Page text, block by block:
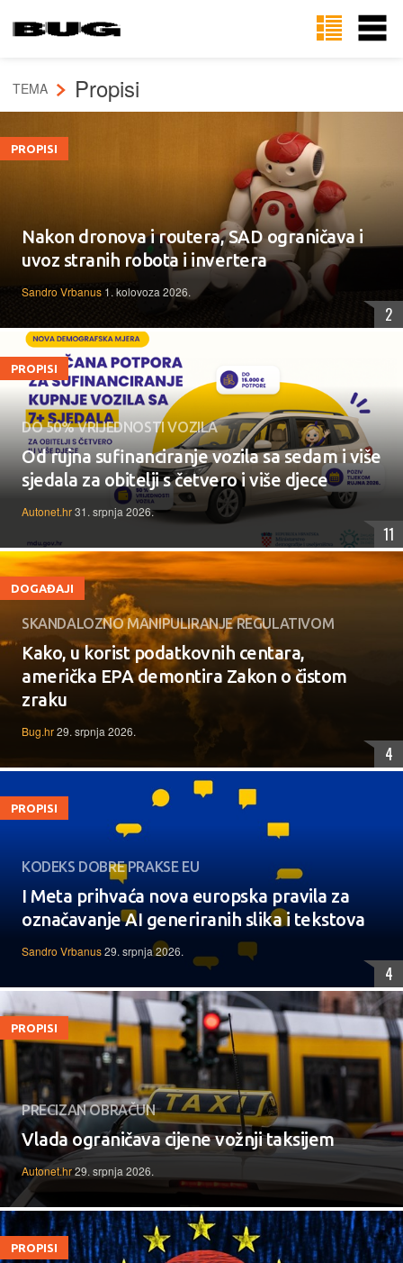
TEMA Propisi
PROPISI
Nakon dronova i routera, SAD ograničava i
uvoz stranih robota i invertera
Sandro Vrbanus 1. kolovoza 2026.
2
PROPISI
DO 50% VRIJEDNOSTI VOZILA
Od rujna sufinanciranje vozila sa sedam i više
sjedala za obitelji s četvero i više djece
Autonet.hr31. srpnja 2026.
11
DOGAĐAJI
SKANDALOZNO MANIPULIRANJE REGULATIVOM
Kako, u korist podatkovnih centara,
američka EPA demontira Zakon o čistom
zraku
Bug.hr29. srpnja 2026.
4
PROPISI
KODEKS DOBRE PRAKSE EU
I Meta prihvaća nova europska pravila za
označavanje AI generiranih slika i tekstova
Sandro Vrbanus29. srpnja 2026.
4
PROPISI
PRECIZAN OBRAČUN
Vlada ograničava cijene vožnji taksijem
Autonet.hr29. srpnja 2026.
PROPISI